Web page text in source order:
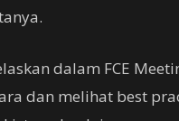
dalam FCE
dan melihat best